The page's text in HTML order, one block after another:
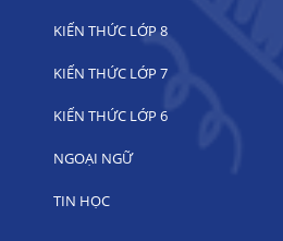
KIẾN THỨC LỚP 8
KIẾN THỨC LỚP 7
KIẾN THỨC LỚP 6
NGOẠI NGỮ
TIN HỌC